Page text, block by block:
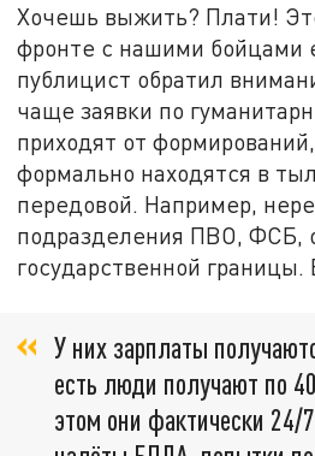
Хочешь выжить? Плати!
фронте с нашими бойцами
публицист обратил
чаще заявки по
приходят от
формально находятся в
передовой. Например,
подразделения ПВО, ФСБ,
государственной
У них зарплаты
есть люди получают по
этом они фактически 24/